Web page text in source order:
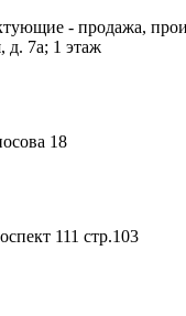
- продажа,
д. 7а; 1 этаж
18
111 стр.103